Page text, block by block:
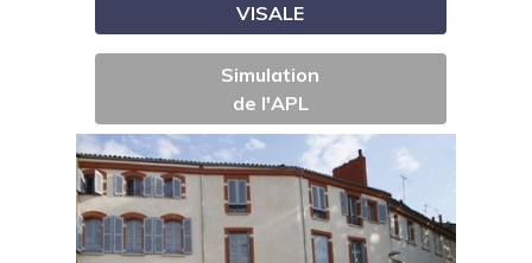
VISALE
Simulation
de l'APL